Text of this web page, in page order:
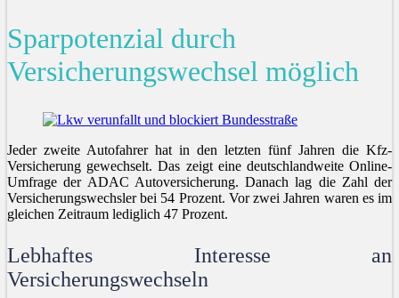
Sparpotenzial durch
Versicherungswechsel möglich
Jeder zweite Autofahrer hat in den letzten fünf Jahren die Kfz-
Versicherung gewechselt. Das zeigt eine deutschlandweite Online-
Umfrage der ADAC Autoversicherung. Danach lag die Zahl der
Versicherungswechsler bei 54 Prozent. Vor zwei Jahren waren es im
gleichen Zeitraum lediglich 47 Prozent.
Lebhaftes Interesse an
Versicherungswechseln